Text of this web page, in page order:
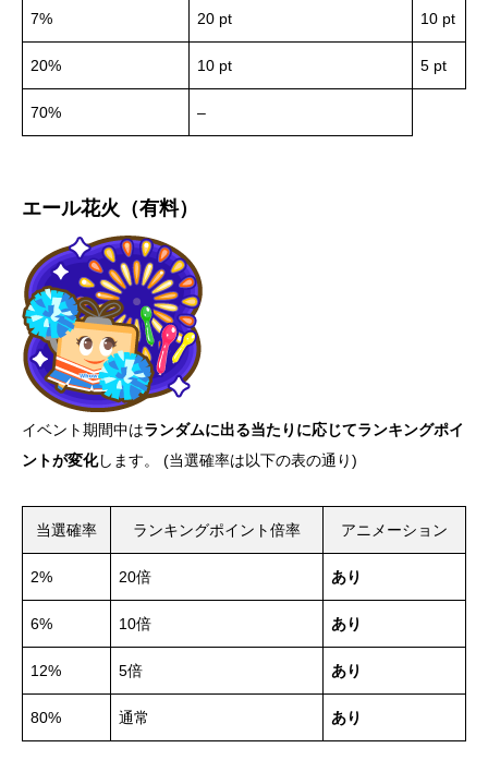
7% 20 pt 10 pt
20% 10 pt 5 pt
70% –
エール花火（有料）
イベント期間中はランダムに出る当たりに応じてランキングポイ
ントが変化します。 (当選確率は以下の表の通り)
当選確率 ランキングポイント倍率 アニメーション
2% 20倍 あり
6% 10倍 あり
12% 5倍 あり
80% 通常 あり